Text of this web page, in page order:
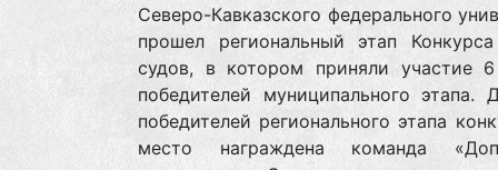
Северо-Кавказского федерального
прошел региональный этап
судов, в котором приняли участие
победителей муниципального этапа.
победителей регионального этапа
место награждена команда